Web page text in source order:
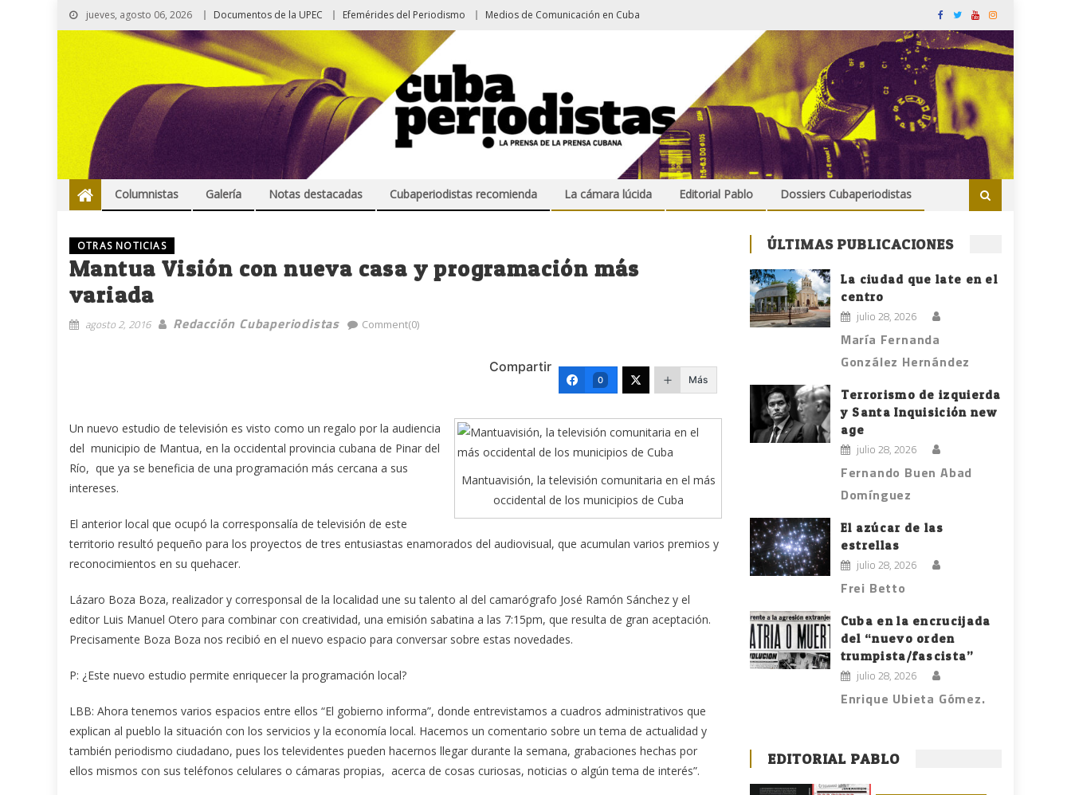
jueves, agosto 06, 2026 Documentos de la UPEC Efemérides del Periodismo Medios de Comunicación en Cuba
Columnistas Galería Notas destacadas Cubaperiodistas recomienda La cámara lúcida Editorial Pablo Dossiers Cubaperiodistas
OTRAS NOTICIAS
Mantua Visión con nueva casa y programación más
variada
agosto 2, 2016 Redacción Cubaperiodistas Comment(0)
Compartir
0 Más
Mantuavisión, la televisión comunitaria en el más
occidental de los municipios de Cuba
Un nuevo estudio de televisión es visto como un regalo por la audiencia
del municipio de Mantua, en la occidental provincia cubana de Pinar del
Río, que ya se beneficia de una programación más cercana a sus
intereses.
El anterior local que ocupó la corresponsalía de televisión de este
territorio resultó pequeño para los proyectos de tres entusiastas enamorados del audiovisual, que acumulan varios premios y
reconocimientos en su quehacer.
Lázaro Boza Boza, realizador y corresponsal de la localidad une su talento al del camarógrafo José Ramón Sánchez y el
editor Luis Manuel Otero para combinar con creatividad, una emisión sabatina a las 7:15pm, que resulta de gran aceptación.
Precisamente Boza Boza nos recibió en el nuevo espacio para conversar sobre estas novedades.
P: ¿Este nuevo estudio permite enriquecer la programación local?
LBB: Ahora tenemos varios espacios entre ellos “El gobierno informa”, donde entrevistamos a cuadros administrativos que
explican al pueblo la situación con los servicios y la economía local. Hacemos un comentario sobre un tema de actualidad y
también periodismo ciudadano, pues los televidentes pueden hacernos llegar durante la semana, grabaciones hechas por
ellos mismos con sus teléfonos celulares o cámaras propias, acerca de cosas curiosas, noticias o algún tema de interés”.
ÚLTIMAS PUBLICACIONES
La ciudad que late en el
centro
julio 28, 2026
María Fernanda
González Hernández
Terrorismo de izquierda
y Santa Inquisición new
age
julio 28, 2026
Fernando Buen Abad
Domínguez
El azúcar de las
estrellas
julio 28, 2026
Frei Betto
Cuba en la encrucijada
del “nuevo orden
trumpista/fascista”
julio 28, 2026
Enrique Ubieta Gómez.
EDITORIAL PABLO